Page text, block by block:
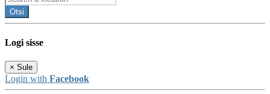
Otsi
Logi sisse
× Sule
Login with Facebook